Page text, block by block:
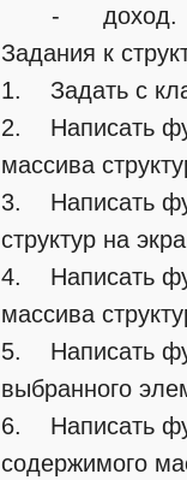
- доход.
Задания к
1. Задать с
2. Написать
массива
3. Написать
структур на
4. Написать
массива
5. Написать
выбранного
6. Написать
содержимого